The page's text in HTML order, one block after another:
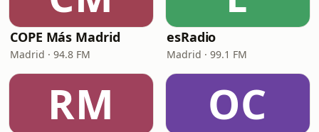
COPE Más Madrid
Madrid · 94.8 FM
esRadio
Madrid · 99.1 FM
RM OC